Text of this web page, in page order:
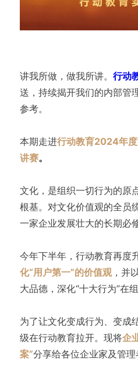
讲我所做，做我所讲。 行动
送，持续揭开我们的内部管
参考。
本期走进行动教育2024年度
讲赛。
文化，是组织一切行为的原
根基。对文化价值观的全员
一家企业发展壮大的长期必修
今年下半年，行动教育再度
化“用户第一”的价值观，并
大品德，深化“十大行为”在
为了让文化变成行为、变成
级在行动教育拉开。现将企
案”分享给各位企业家及管理